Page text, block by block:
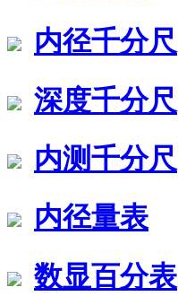
内径千分尺
深度千分尺
内测千分尺
内径量表
数显百分表